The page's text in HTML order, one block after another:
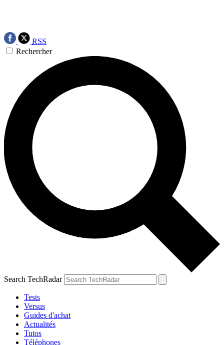
RSS
Rechercher
Search TechRadar
Tests
Versus
Guides d'achat
Actualités
Tutos
Téléphones